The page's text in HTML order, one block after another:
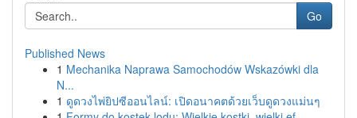
Go
Published News
1 Mechanika Naprawa Samochodów Wskazówki dla
N...
1 ดูดวงไพ่ยิปซีออนไลน์: เปิดอนาคตด้วยเว็บดูดวงแม่นๆ